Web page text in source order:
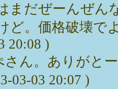
まだぜーんぜん
ど。価格破壊で
20:08 )
さん。ありがと
03-03 20:07 )